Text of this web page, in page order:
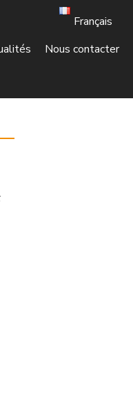
Nous contacter
Français